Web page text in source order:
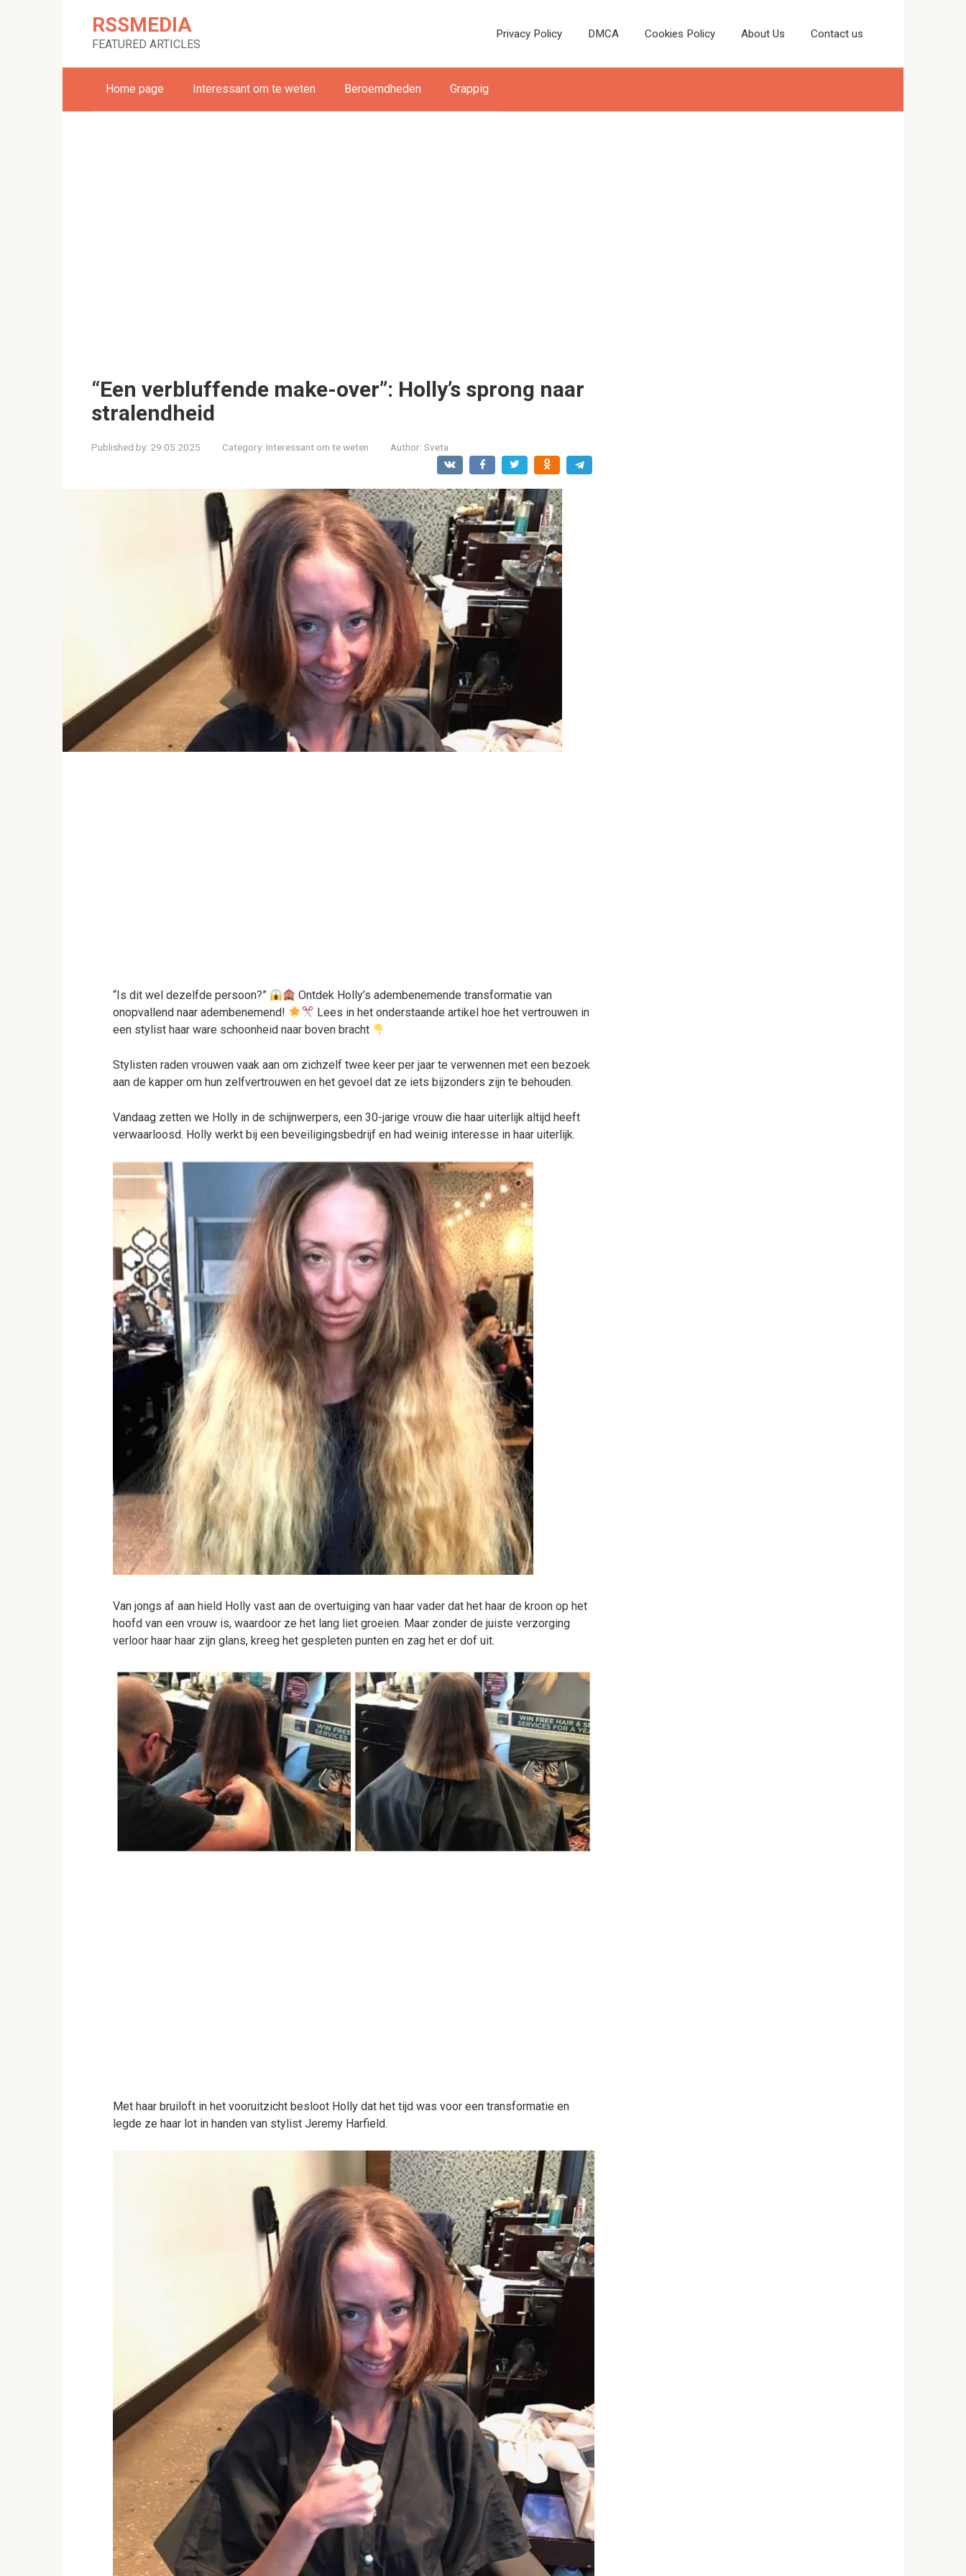
RSSMEDIA
FEATURED ARTICLES
Privacy Policy DMCA Cookies Policy About Us Contact us
Home page Interessant om te weten Beroemdheden Grappig
“Een verbluffende make-over”: Holly’s sprong naar
stralendheid
Published by: 29.05.2025 Category: Interessant om te weten Author: Sveta
“Is dit wel dezelfde persoon?”
Ontdek Holly’s adembenemende transformatie van
onopvallend naar adembenemend!
Lees in het onderstaande artikel hoe het vertrouwen in
een stylist haar ware schoonheid naar boven bracht
Stylisten raden vrouwen vaak aan om zichzelf twee keer per jaar te verwennen met een bezoek
aan de kapper om hun zelfvertrouwen en het gevoel dat ze iets bijzonders zijn te behouden.
Vandaag zetten we Holly in de schijnwerpers, een 30-jarige vrouw die haar uiterlijk altijd heeft
verwaarloosd. Holly werkt bij een beveiligingsbedrijf en had weinig interesse in haar uiterlijk.
Van jongs af aan hield Holly vast aan de overtuiging van haar vader dat het haar de kroon op het
hoofd van een vrouw is, waardoor ze het lang liet groeien. Maar zonder de juiste verzorging
verloor haar haar zijn glans, kreeg het gespleten punten en zag het er dof uit.
Met haar bruiloft in het vooruitzicht besloot Holly dat het tijd was voor een transformatie en
legde ze haar lot in handen van stylist Jeremy Harfield.